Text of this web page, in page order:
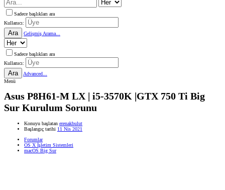
Sadece başlıkları ara
Kullanıcı:
Ara Gelişmiş Arama...
Sadece başlıkları ara
Kullanıcı:
Ara
Advanced...
Menü
Asus P8H61-M LX | i5-3570K |GTX 750 Ti Big
Sur Kurulum Sorunu
Konuyu başlatan erenakbulut
Başlangıç tarihi 11 Nis 2021
Forumlar
OS X İşletim Sistemleri
macOS Big Sur